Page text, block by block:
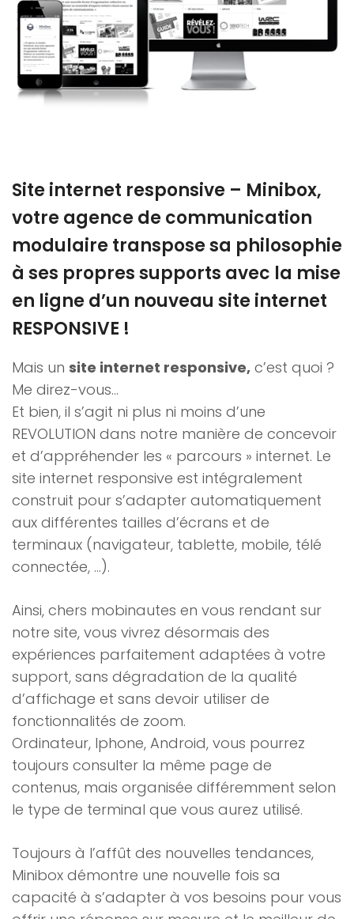
Site internet responsive – Minibox,
votre agence de communication
modulaire transpose sa philosophie
à ses propres supports avec la mise
en ligne d’un nouveau site internet
RESPONSIVE !
Mais un site internet responsive, c’est quoi ?
Me direz-vous…
Et bien, il s’agit ni plus ni moins d’une
REVOLUTION dans notre manière de concevoir
et d’appréhender les « parcours » internet. Le
site internet responsive est intégralement
construit pour s’adapter automatiquement
aux différentes tailles d’écrans et de
terminaux (navigateur, tablette, mobile, télé
connectée, …).
Ainsi, chers mobinautes en vous rendant sur
notre site, vous vivrez désormais des
expériences parfaitement adaptées à votre
support, sans dégradation de la qualité
d’affichage et sans devoir utiliser de
fonctionnalités de zoom.
Ordinateur, Iphone, Android, vous pourrez
toujours consulter la même page de
contenus, mais organisée différemment selon
le type de terminal que vous aurez utilisé.
Toujours à l’affût des nouvelles tendances,
Minibox démontre une nouvelle fois sa
capacité à s’adapter à vos besoins pour vous